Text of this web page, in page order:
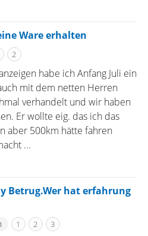
Ware erhalten
2
habe ich Anfang Juli ein
mit dem netten Herren
verhandelt und wir haben
Er wollte eig. das ich das
aber 500km hätte fahren
...
Betrug.Wer hat erfahrung
1 2 3